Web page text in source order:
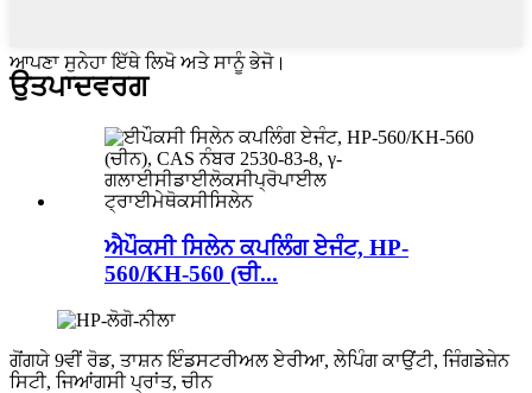
ਆਪਣਾ ਸੁਨੇਹਾ ਇੱਥੇ ਲਿਖੋ ਅਤੇ ਸਾਨੂੰ ਭੇਜੋ।
ਉਤਪਾਦਵਰਗ
ਐਪੌਕਸੀ ਸਿਲੇਨ ਕਪਲਿੰਗ ਏਜੰਟ, HP-
560/KH-560 (ਚੀ...
ਗੋਂਗਯੇ 9ਵੀਂ ਰੋਡ, ਤਾਸ਼ਨ ਇੰਡਸਟਰੀਅਲ ਏਰੀਆ, ਲੇਪਿੰਗ ਕਾਉਂਟੀ, ਜਿੰਗਡੇਜ਼ੇਨ
ਸਿਟੀ, ਜਿਆਂਗਸੀ ਪ੍ਰਾਂਤ, ਚੀਨ